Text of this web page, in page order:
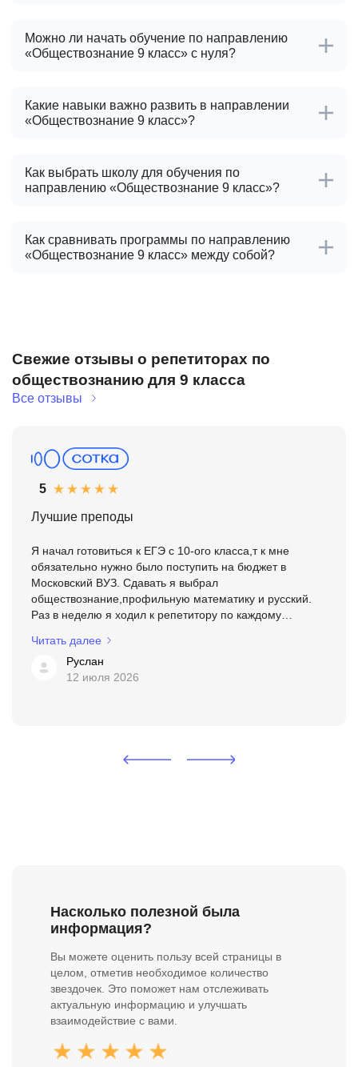
Можно ли начать обучение по направлению
«Обществознание 9 класс» с нуля?
Какие навыки важно развить в направлении
«Обществознание 9 класс»?
Как выбрать школу для обучения по
направлению «Обществознание 9 класс»?
Как сравнивать программы по направлению
«Обществознание 9 класс» между собой?
Свежие отзывы о репетиторах по
обществознанию для 9 класса
Все отзывы
5
Лучшие преподы
Я начал готовиться к ЕГЭ с 10-ого класса,т к мне
обязательно нужно было поступить на бюджет в
Московский ВУЗ. Сдавать я выбрал
обществознание,профильную математику и русский.
Раз в неделю я ходил к репетитору по каждому
роста на тот момент было ...
Читать далее
Руслан
12 июля 2026
Насколько полезной была
информация?
Вы можете оценить пользу всей страницы в
целом, отметив необходимое количество
звездочек. Это поможет нам отслеживать
актуальную информацию и улучшать
взаимодействие с вами.